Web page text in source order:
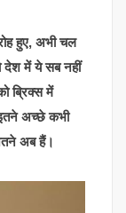
हुए, अभी चल
देश में ये सब नहीं
ब्रिक्स में
इतने अच्छे कभी
अब हैं।